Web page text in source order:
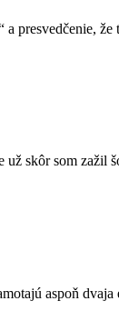
presvedčenie, že
skôr som zažil
aspoň dvaja